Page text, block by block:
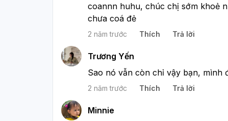
coannn huhu, chúc chị sớm khoẻ
chưa coá đẻ
2 năm trước Thích Trả lời
Trương Yến
Sao nó vẫn còn chỉ vậy bạn, mình
2 năm trước Thích Trả lời
Minnie